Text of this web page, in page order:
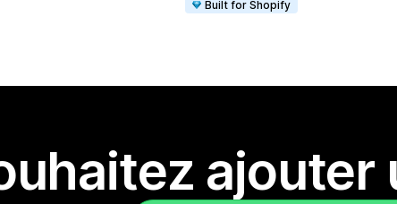
Built for Shopify
ajouter